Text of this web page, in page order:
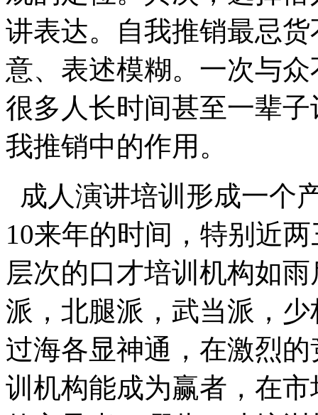
讲表达。自我推销最忌
意、表述模糊。一次与
很多人长时间甚至一辈
我推销中的作用。
成人演讲培训形成一个
10来年的时间，特别近
层次的口才培训机构如
派，北腿派，武当派，
过海各显神通，在激烈
训机构能成为赢者，在